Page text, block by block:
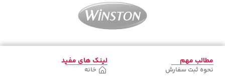
مطالب مهم
نحوه ثبت سفارش
لینک های مفید
خانه